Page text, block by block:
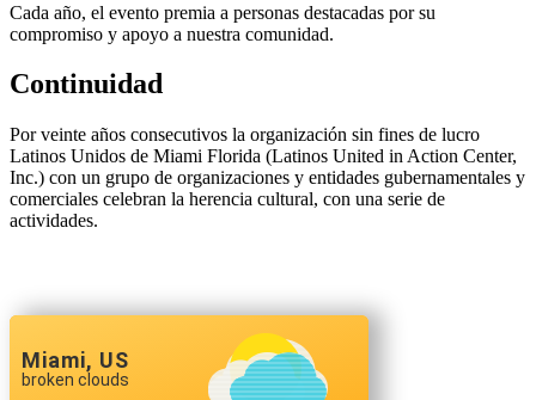
Cada año, el evento premia a personas destacadas por su
compromiso y apoyo a nuestra comunidad.
Continuidad
Por veinte años consecutivos la organización sin fines de lucro
Latinos Unidos de Miami Florida (Latinos United in Action Center,
Inc.) con un grupo de organizaciones y entidades gubernamentales y
comerciales celebran la herencia cultural, con una serie de
actividades.
Miami, US
broken clouds